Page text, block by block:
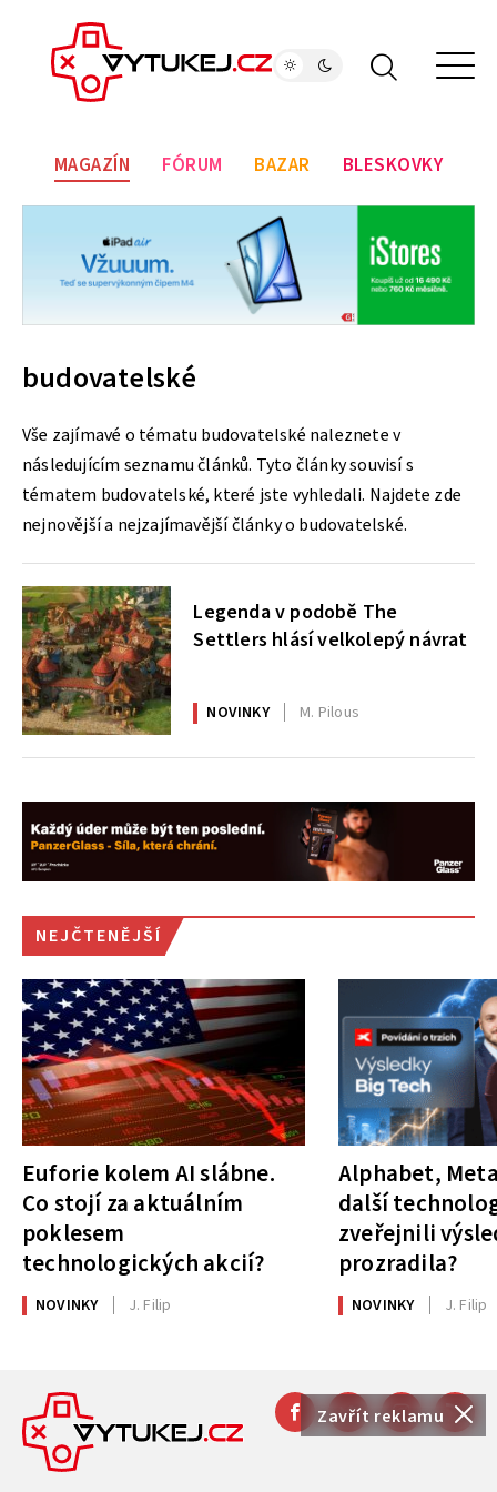
Zavřít reklamu
MAGAZÍN FÓRUM BAZAR BLESKOVKY
budovatelské
Vše zajímavé o tématu budovatelské naleznete v
následujícím seznamu článků. Tyto články souvisí s
tématem budovatelské, které jste vyhledali. Najdete zde
nejnovější a nejzajímavější články o budovatelské.
Legenda v podobě The
Settlers hlásí velkolepý návrat
NOVINKY M. Pilous
NEJČTENĚJŠÍ
Euforie kolem AI slábne.
Co stojí za aktuálním
poklesem
technologických akcií?
NOVINKY J. Filip
Alphabet,
další
zveřejnili
prozradila?
NOVINKY J. Filip